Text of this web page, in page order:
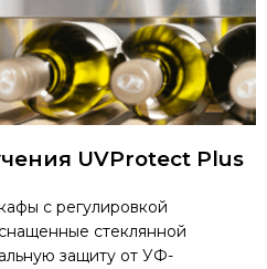
UVProtect Plus
с регулировкой
стеклянной
защиту от УФ-